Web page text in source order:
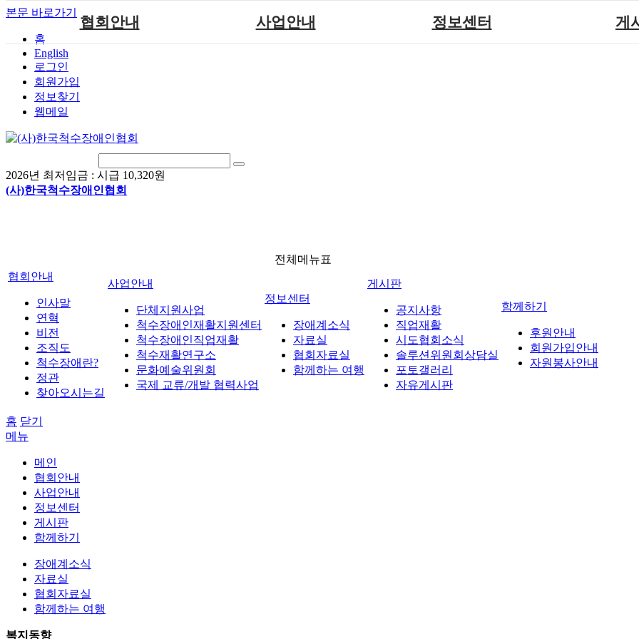
본문 바로가기
홈
English
로그인
회원가입
정보찾기
웹메일
2026년 최저임금 : 시급 10,320원
(사)한국척수장애인협회
협회안내
척수장애란?
찾아오시는길
사업안내
국제 교류/개발 협력사업
정보센터 게
전체메뉴표
협회안내
인사말
연혁
비전
조직도
척수장애란?
정관
찾아오시는길
사업안내
단체지원사업
척수장애인재활지원센터
척수장애인직업재활
척수재활연구소
문화예술위원회
국제 교류/개발 협력사업
정보센터
장애계소식
자료실
협회자료실
함께하는 여행
게시판
공지사항
직업재활
시도협회소식
솔루션위원회상담실
포토갤러리
자유게시판
함께하기
후원안내
회원가입안내
자원봉사안내
홈 닫기
메뉴
메인
협회안내
사업안내
정보센터
게시판
함께하기
장애계소식
자료실
협회자료실
함께하는 여행
복지동향